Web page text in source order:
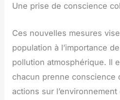
Une prise de conscience
Ces nouvelles mesures
population à l’importance
pollution atmosphérique. Il
chacun prenne conscience
actions sur